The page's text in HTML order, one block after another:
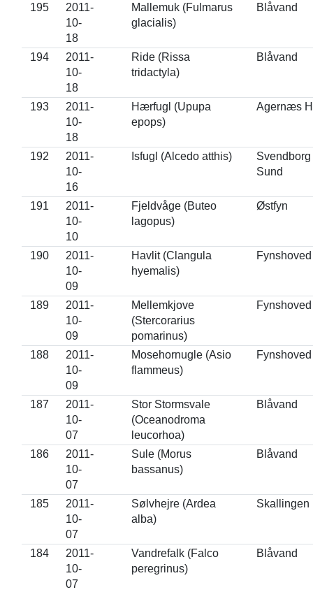
195
2011-
10-
18
Mallemuk (Fulmarus
glacialis)
Blåvand
194
2011-
10-
18
Ride (Rissa
tridactyla)
Blåvand
193
2011-
10-
18
Hærfugl (Upupa
epops)
Agernæs
192
2011-
10-
16
Isfugl (Alcedo atthis)
Svendborg
Sund
191
2011-
10-
10
Fjeldvåge (Buteo
lagopus)
Østfyn
190
2011-
10-
09
Havlit (Clangula
hyemalis)
Fynshoved
189
2011-
10-
09
Mellemkjove
(Stercorarius
pomarinus)
Fynshoved
188
2011-
10-
09
Mosehornugle (Asio
flammeus)
Fynshoved
187
2011-
10-
07
Stor Stormsvale
(Oceanodroma
leucorhoa)
Blåvand
186
2011-
10-
07
Sule (Morus
bassanus)
Blåvand
185
2011-
10-
07
Sølvhejre (Ardea
alba)
Skallingen
184
2011-
10-
07
Vandrefalk (Falco
peregrinus)
Blåvand